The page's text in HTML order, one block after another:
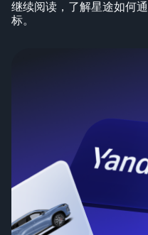
继续阅读，了解星途如何
标。